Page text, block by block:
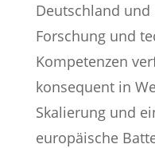
Deutschland und
Forschung und
Kompetenzen
konsequent in
Skalierung und
europäische